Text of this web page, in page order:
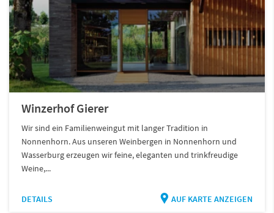
Winzerhof Gierer
Wir sind ein Familienweingut mit langer Tradition in
Nonnenhorn. Aus unseren Weinbergen in Nonnenhorn und
Wasserburg erzeugen wir feine, eleganten und trinkfreudige
Weine,...
DETAILS AUF KARTE ANZEIGEN